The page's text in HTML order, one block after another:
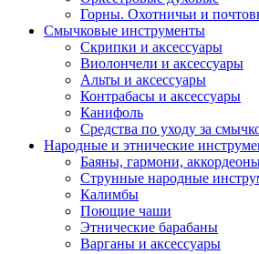
Горны. Охотничьи и
Смычковые инструменты
Скрипки и аксессуары
Виолончели и аксессуары
Альты и аксессуары
Контрабасы и аксессуары
Канифоль
Средства по уходу за
Народные и этнические
Баяны, гармони,
Струнные народные
Калимбы
Поющие чаши
Этнические барабаны
Варганы и аксессуары